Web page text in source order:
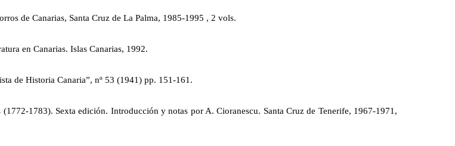
de Canarias, Santa Cruz de La Palma, 1985-1995 , 2 vols.
en Canarias. Islas Canarias, 1992.
de Historia Canaria”, nº 53 (1941) pp. 151-161.
1783). Sexta edición. Introducción y notas por A. Cioranescu. Santa Cruz de Tenerife, 1967-1971,